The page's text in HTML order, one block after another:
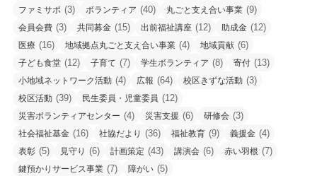
ファミサポ (3) ボランティア (40) 丸ごと支え合い事業 (9)
会員会費 (3) 共同募金 (15) 出前福祉講座 (12) 助成金 (12)
医療 (16) 地域拠点丸ごと支え合い事業 (4) 地域貢献 (6)
子ども食堂 (12) 子育て (7) 学生ボランティア (8) 寄付 (13)
小地域ネットワーク活動 (4) 広報 (64) 校区きずな活動 (3)
校区活動 (39) 民生委員・児童委員 (12)
災害ボランティアセンター (4) 災害支援 (6) 研修会 (3)
社会福祉基金 (16) 社協だより (36) 福祉教育 (9) 義援金 (4)
表彰 (5) 見守り (6) 計画策定 (43) 講演会 (6) 赤い羽根 (7)
鍵預かりサービス事業 (7) 障がい (5)